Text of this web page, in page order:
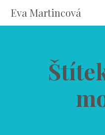
Eva Martincová